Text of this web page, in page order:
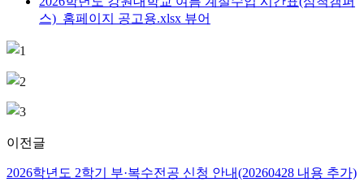
스)_홈페이지 공고용.xlsx 뷰어
이전글
2026학년도 2학기 부·복수전공 신청 안내(20260428 내용 추가)